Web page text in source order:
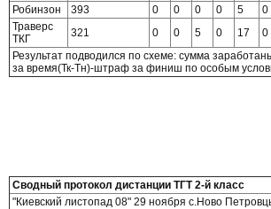
Робинзон
393 0 0 0 0 5 0
Траверс
ТКГ
321 0 0 5 0 17 0
Результат подводился по схеме: сумма
за время(Тк-Тн)-штраф за финиш по особым
Сводный протокол дистанции ТГТ 2-й класс
"Киевский листопад 08" 29 ноября с.Ново